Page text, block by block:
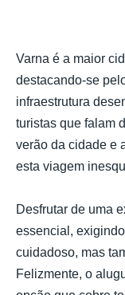
Varna é a maior
destacando-se
infraestrutura
turistas que falam
verão da cidade e
esta viagem
Desfrutar de uma
essencial,
cuidadoso, mas
Felizmente, o